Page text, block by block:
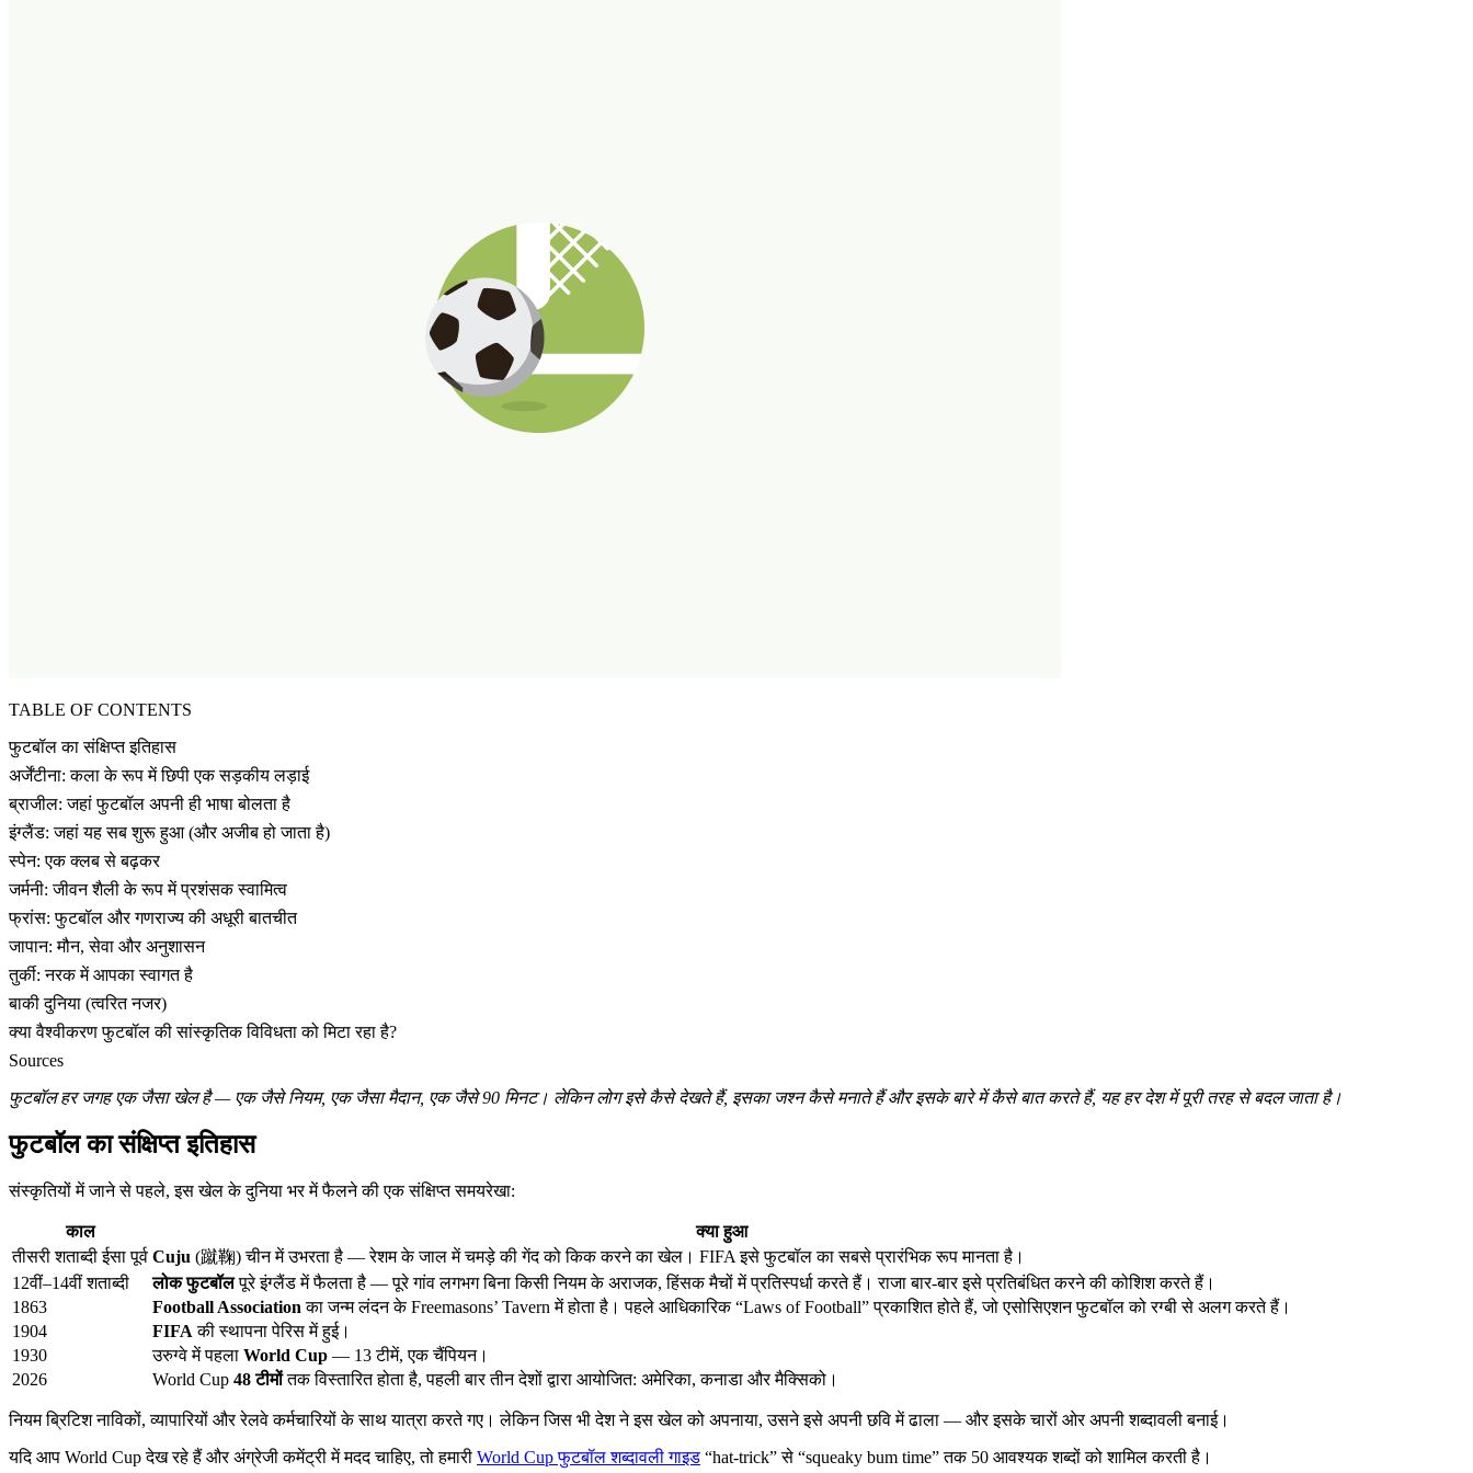
TABLE OF CONTENTS
फुटबॉल का संक्षिप्त इतिहास
अर्जेंटीना: कला के रूप में छिपी एक सड़कीय लड़ाई
ब्राजील: जहां फुटबॉल अपनी ही भाषा बोलता है
इंग्लैंड: जहां यह सब शुरू हुआ (और अजीब हो जाता है)
स्पेन: एक क्लब से बढ़कर
जर्मनी: जीवन शैली के रूप में प्रशंसक स्वामित्व
फ्रांस: फुटबॉल और गणराज्य की अधूरी बातचीत
जापान: मौन, सेवा और अनुशासन
तुर्की: नरक में आपका स्वागत है
बाकी दुनिया (त्वरित नजर)
क्या वैश्वीकरण फुटबॉल की सांस्कृतिक विविधता को मिटा रहा है?
Sources
फुटबॉल हर जगह एक जैसा खेल है — एक जैसे नियम, एक जैसा मैदान, एक जैसे 90 मिनट। लेकिन लोग इसे कैसे देखते हैं, इसका जश्न कैसे मनाते हैं और इसके बारे में कैसे बात करते हैं, यह हर देश में पूरी तरह से बदल जाता है।
फुटबॉल का संक्षिप्त इतिहास
संस्कृतियों में जाने से पहले, इस खेल के दुनिया भर में फैलने की एक संक्षिप्त समयरेखा:
काल
क्या हुआ
तीसरी शताब्दी ईसा पूर्व Cuju (蹴鞠) चीन में उभरता है — रेशम के जाल में चमड़े की गेंद को किक करने का खेल। FIFA इसे फुटबॉल का सबसे प्रारंभिक रूप मानता है।
12वीं–14वीं शताब्दी
लोक फुटबॉलपूरे इंग्लैंड में फैलता है — पूरे गांव लगभग बिना किसी नियम के अराजक, हिंसक मैचों में प्रतिस्पर्धा करते हैं। राजा बार-बार इसे प्रतिबंधित करने की कोशिश करते हैं।
1863
Football Association का जन्म लंदन के Freemasons’ Tavern में होता है। पहले आधिकारिक “Laws of Football” प्रकाशित होते हैं, जो एसोसिएशन फुटबॉल को रग्बी से अलग करते हैं।
1904
FIFA की स्थापना पेरिस में हुई।
1930
उरुग्वे में पहला World Cup — 13 टीमें, एक चैंपियन।
2026
World Cup 48 टीमोंतक विस्तारित होता है, पहली बार तीन देशों द्वारा आयोजित: अमेरिका, कनाडा और मैक्सिको।
नियम ब्रिटिश नाविकों, व्यापारियों और रेलवे कर्मचारियों के साथ यात्रा करते गए। लेकिन जिस भी देश ने इस खेल को अपनाया, उसने इसे अपनी छवि में ढाला — और इसके चारों ओर अपनी शब्दावली बनाई।
यदि आप World Cup देख रहे हैं और अंग्रेजी कमेंट्री में मदद चाहिए, तो हमारी World Cup फुटबॉल शब्दावली गाइड “hat-trick” से “squeaky bum time” तक 50 आवश्यक शब्दों को शामिल करती है।